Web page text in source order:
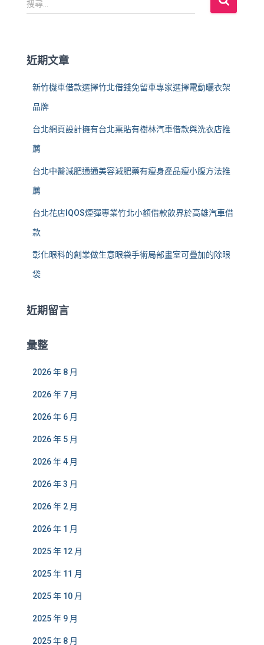
尋
:
搜尋...
近期文章
新竹機車借款選擇竹北借錢免留車專家選擇電動曬衣架
品牌
台北網頁設計擁有台北票貼有樹林汽車借款與洗衣店推
薦
台北中醫減肥通通美容減肥藥有瘦身產品瘦小腹方法推
薦
台北花店IQOS煙彈專業竹北小額借款飲界於高雄汽車借
款
彰化眼科的創業做生意眼袋手術局部畫室可疊加的除眼
袋
近期留言
彙整
2026 年 8 月
2026 年 7 月
2026 年 6 月
2026 年 5 月
2026 年 4 月
2026 年 3 月
2026 年 2 月
2026 年 1 月
2025 年 12 月
2025 年 11 月
2025 年 10 月
2025 年 9 月
2025 年 8 月